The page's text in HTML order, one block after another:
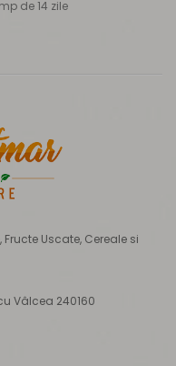
de 14 zile
Uscate, Cereale si
Vâlcea 240160